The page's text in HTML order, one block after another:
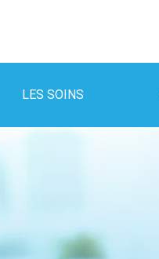
LES SOINS